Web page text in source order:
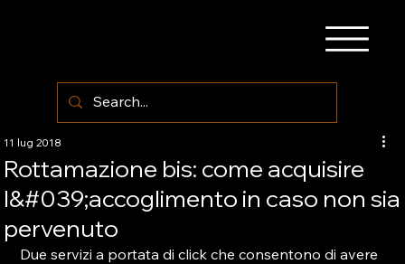
Rottamazione bis: come acquisire
l&#039;accoglimento in caso non sia
pervenuto
11 lug 2018
Due servizi a portata di click che consentono di avere